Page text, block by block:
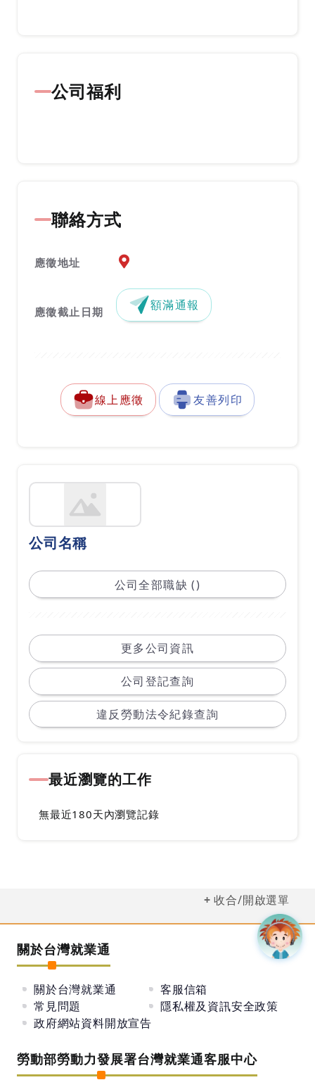
公司福利
聯絡方式
應徵地址 應徵地址地圖『另開新視窗』
應徵截止日期 額滿通報
線上應徵 友善列印
公司名稱
公司全部職缺 ()
更多公司資訊
公司登記查詢
違反勞動法令紀錄查詢
最近瀏覽的工作
無最近180天內瀏覽記錄
收合/開啟選單
關於台灣就業通
關於台灣就業通
客服信箱
常見問題
隱私權及資訊安全政策
政府網站資料開放宣告
勞動部勞動力發展署台灣就業通客服中心